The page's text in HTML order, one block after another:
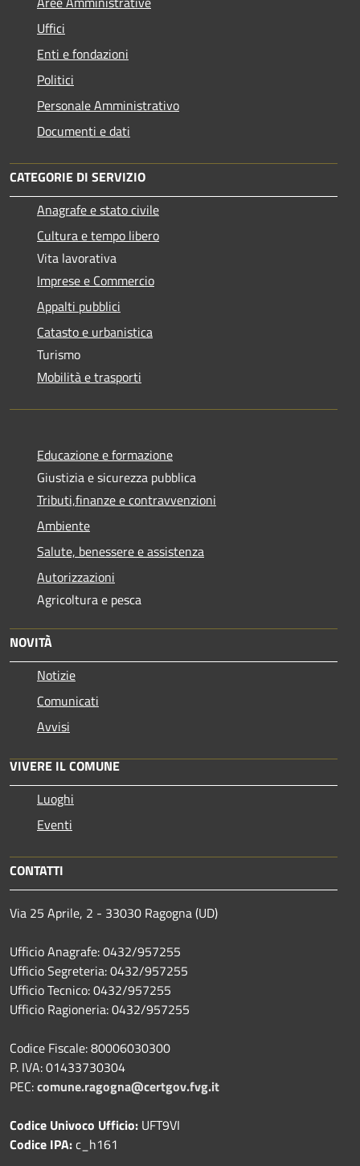
Uffici
Enti e fondazioni
Politici
Personale Amministrativo
Documenti e dati
CATEGORIE DI SERVIZIO
Anagrafe e stato civile
Cultura e tempo libero
Vita lavorativa
Imprese e Commercio
Appalti pubblici
Catasto e urbanistica
Turismo
Mobilità e trasporti
Educazione e formazione
Giustizia e sicurezza pubblica
Tributi,finanze e contravvenzioni
Ambiente
Salute, benessere e assistenza
Autorizzazioni
Agricoltura e pesca
NOVITÀ
Notizie
Comunicati
Avvisi
VIVERE IL COMUNE
Luoghi
Eventi
CONTATTI
Via 25 Aprile, 2 - 33030 Ragogna (UD)
Ufficio Anagrafe: 0432/957255
Ufficio Segreteria: 0432/957255
Ufficio Tecnico: 0432/957255
Ufficio Ragioneria: 0432/957255
Codice Fiscale: 80006030300
P. IVA: 01433730304
PEC:comune.ragogna@certgov.fvg.it
Codice Univoco Ufficio: UFT9VI
Codice IPA:c_h161